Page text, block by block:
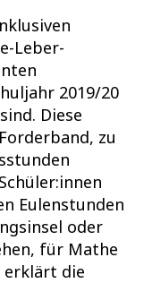
Leber-
2019/20
Diese
zu
Eulenstunden
oder
für Mathe
erklärt die